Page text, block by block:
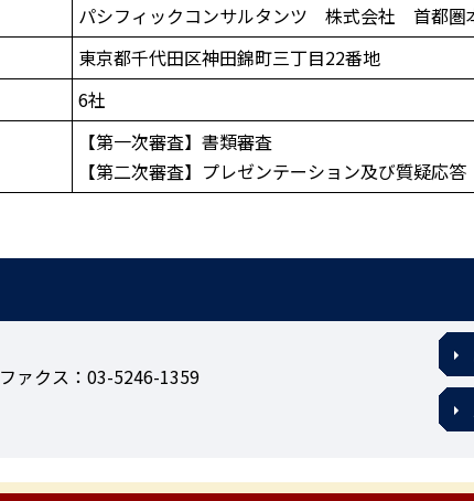
パシフィックコンサルタンツ 株式会社 首都圏
東京都千代田区神田錦町三丁目22番地
6社
【第一次審査】書類審査
【第二次審査】プレゼンテーション及び質疑応答
ファクス：03-5246-1359